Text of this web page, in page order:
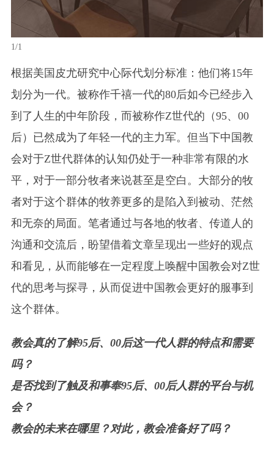
1/1
根据美国皮尤研究中心际代划分标准：他们将15年
划分为一代。被称作千禧一代的80后如今已经步入
到了人生的中年阶段，而被称作Z世代的（95、00
后）已然成为了年轻一代的主力军。但当下中国教
会对于Z世代群体的认知仍处于一种非常有限的水
平，对于一部分牧者来说甚至是空白。大部分的牧
者对于这个群体的牧养更多的是陷入到被动、茫然
和无奈的局面。笔者通过与各地的牧者、传道人的
沟通和交流后，盼望借着文章呈现出一些好的观点
和看见，从而能够在一定程度上唤醒中国教会对Z世
代的思考与探寻，从而促进中国教会更好的服事到
这个群体。
教会真的了解95后、00后这一代人群的特点和需要
吗？
是否找到了触及和事奉95后、00后人群的平台与机
会？
教会的未来在哪里？对此，教会准备好了吗？